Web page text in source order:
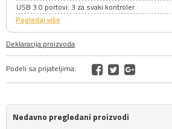
USB 3.0 portovi: 3 za svaki kontroler
Pogledaj više
Deklaracija proizvoda
Podeli sa prijateljima:
Nedavno pregledani proizvodi